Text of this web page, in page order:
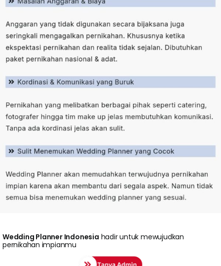
Wedding Planner Indonesia hadir untuk mewujudkan
pernikahan impianmu